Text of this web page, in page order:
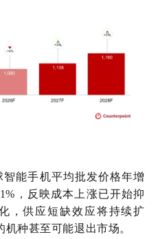
能手机平均批发价格年增
，反映成本上涨已开始抑
，供应短缺效应将持续扩
种甚至可能退出市场。